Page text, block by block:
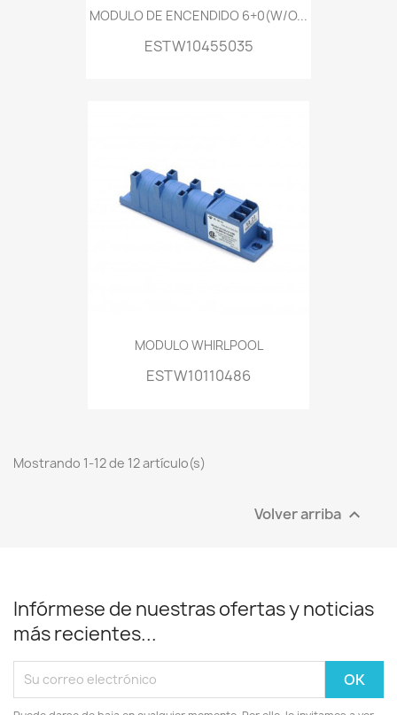
MODULO DE ENCENDIDO 6+0(W/O...
ESTW10455035
MODULO WHIRLPOOL
ESTW10110486
Mostrando 1-12 de 12 artículo(s)
Volver arriba 
Infórmese de nuestras ofertas y noticias
más recientes...